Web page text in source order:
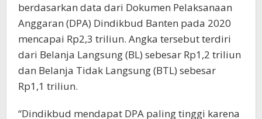
berdasarkan data dari Dokumen Pelaksanaan
Anggaran (DPA) Dindikbud Banten pada 2020
mencapai Rp2,3 triliun. Angka tersebut terdiri
dari Belanja Langsung (BL) sebesar Rp1,2 triliun
dan Belanja Tidak Langsung (BTL) sebesar
Rp1,1 triliun.
“Dindikbud mendapat DPA paling tinggi karena